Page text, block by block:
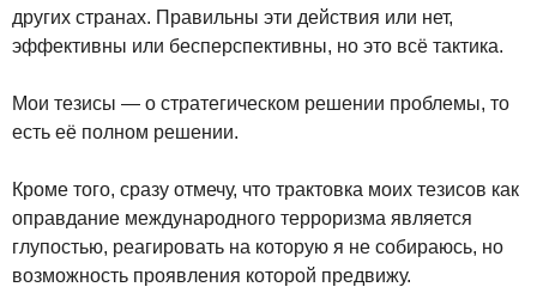
других странах. Правильны эти действия или нет,
эффективны или бесперспективны, но это всё тактика.
Мои тезисы — о стратегическом решении проблемы, то
есть её полном решении.
Кроме того, сразу отмечу, что трактовка моих тезисов как
оправдание международного терроризма является
глупостью, реагировать на которую я не собираюсь, но
возможность проявления которой предвижу.